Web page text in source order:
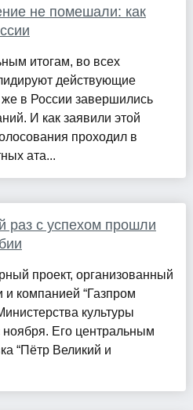
не помешали: как
итогам, во всех
действующие
же в России завершились
И как заявили этой
проходил в
ата...
раз с успехом прошли
проект, организованный
компанией “Газпром
культуры
Его центральным
“Пётр Великий и